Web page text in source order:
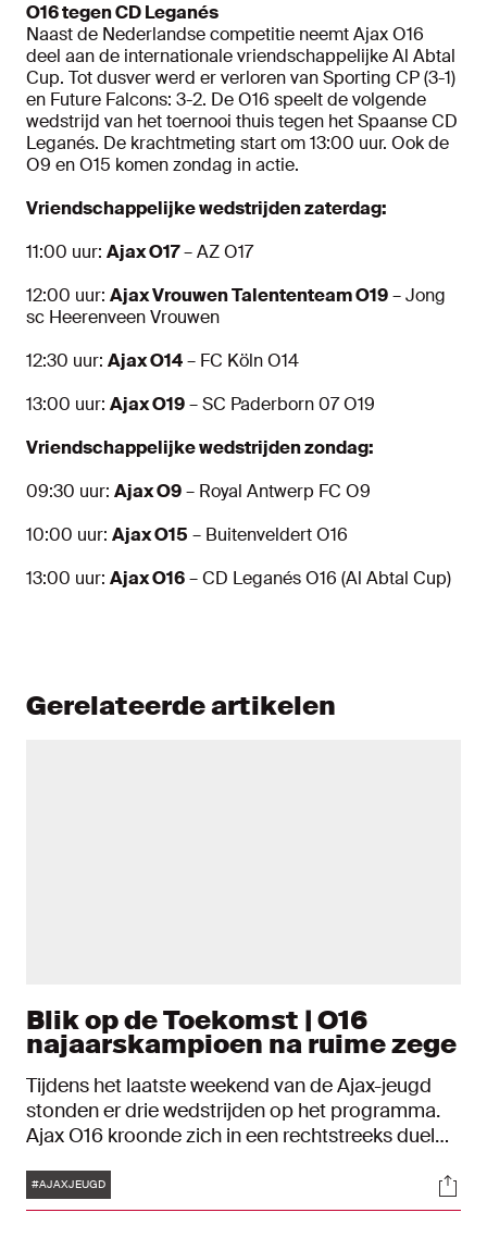
O16 tegen CD Leganés
Naast de Nederlandse competitie neemt Ajax O16
deel aan de internationale vriendschappelijke Al Abtal
Cup. Tot dusver werd er verloren van Sporting CP (3-1)
en Future Falcons: 3-2. De O16 speelt de volgende
wedstrijd van het toernooi thuis tegen het Spaanse CD
Leganés. De krachtmeting start om 13:00 uur. Ook de
O9 en O15 komen zondag in actie.
Vriendschappelijke wedstrijden zaterdag:
11:00 uur: Ajax O17– AZ O17
12:00 uur: Ajax Vrouwen Talententeam O19– Jong
sc Heerenveen Vrouwen
12:30 uur: Ajax O14– FC Köln O14
13:00 uur: Ajax O19– SC Paderborn 07 O19
Vriendschappelijke wedstrijden zondag:
09:30 uur: Ajax O9– Royal Antwerp FC O9
10:00 uur: Ajax O15 – Buitenveldert O16
13:00 uur: Ajax O16– CD Leganés O16 (Al Abtal Cup)
Gerelateerde artikelen
Blik op de Toekomst | O16
najaarskampioen na ruime zege
Tijdens het laatste weekend van de Ajax-jeugd
stonden er drie wedstrijden op het programma.
Ajax O16 kroonde zich in een rechtstreeks duel
bij FC Twente/Heracles en de O11 zegevierde
ruim bij Cambuur.
Tags
#AJAXJEUGD